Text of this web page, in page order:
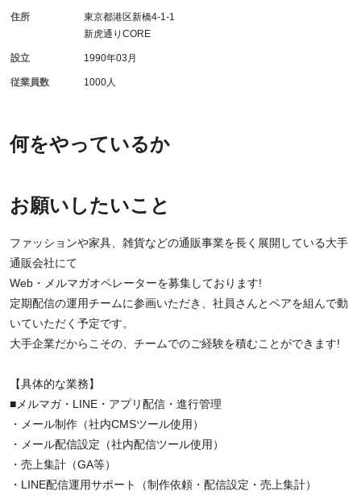
何をやっているか
お願いしたいこと
ファッションや家具、雑貨などの通販事業を⾧く展開している大手
通販会社にて
Web・メルマガオペレーターを募集しております!
定期配信の運用チームに参画いただき、社員さんとペアを組んで動
いていただく予定です。
大手企業だからこその、チームでのご経験を積むことができます!
【具体的な業務】
■メルマガ・LINE・アプリ配信・進行管理
・メール制作（社内CMSツール使用）
・メール配信設定（社内配信ツール使用）
・売上集計（GA等）
・LINE配信運用サポート（制作依頼・配信設定・売上集計）
住所
東京都港区新橋4-1-1
新虎通りCORE
設立 1990年03月
従業員数 1000人